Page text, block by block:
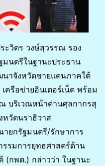
ะวิตร วงษ์สุวรรณ รอง
นตรีในฐานะประธาน
าจังหวัดชายแดนภาคใต้
ครือข่ายอินเตอร์เน็ต พร้อม
บริเวณหน้าด่านศุลกากรสุ
หวัดนราธิวาส
ายกรัฐมนตรี/รักษาการ
รมการยุทธศาสตร์ด้าน
(กพต.) กล่าวว่า ในฐานะ